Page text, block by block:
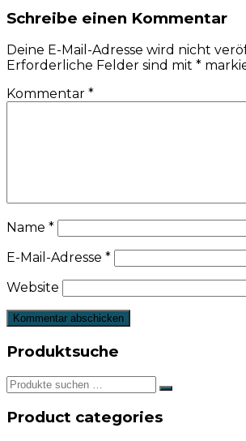
Schreibe einen Kommentar
Deine E-Mail-Adresse wird nicht
Erforderliche Felder sind mit *
Kommentar *
Name *
E-Mail-Adresse *
Website
Produktsuche
Product categories